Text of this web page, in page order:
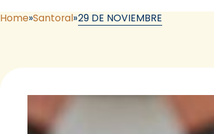
Home Santoral 29 DE NOVIEMBRE